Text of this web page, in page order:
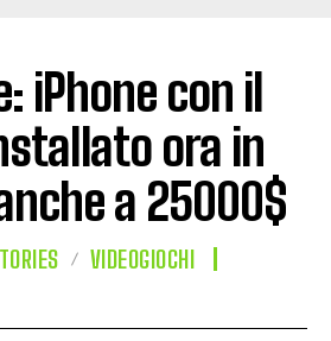
iPhone con il
ora in
a 25000$
VIDEOGIOCHI